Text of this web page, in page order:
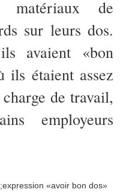
de
sur leurs dos.
avaient «bon
ils étaient assez
de travail,
employeurs